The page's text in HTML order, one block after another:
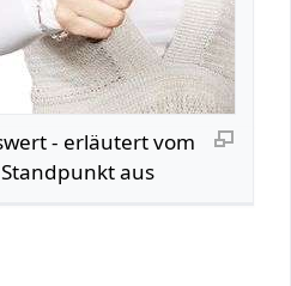
Lobenswert‏‎ - erläutert vom
Standpunkt aus